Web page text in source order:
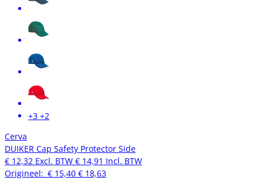
+3 +2
Cerva
DUIKER Cap Safety Protector Side
€ 12,32 Excl. BTW € 14,91 Incl. BTW
Origineel: € 15,40 € 18,63